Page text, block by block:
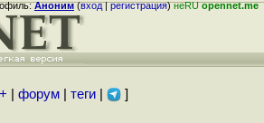
Аноним(вход|регистрация)неRUopennet.me
форум| теги| ]